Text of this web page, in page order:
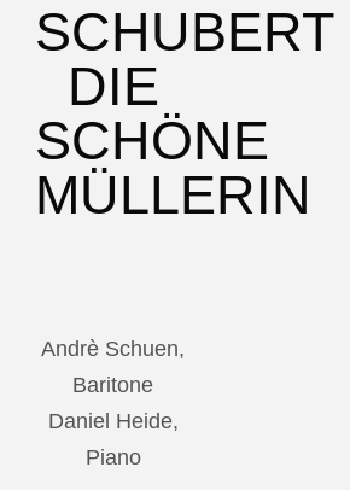
SCHUBERT
DIE
SCHÖNE
MÜLLERIN
Andrè Schuen,
Baritone
Daniel Heide,
Piano